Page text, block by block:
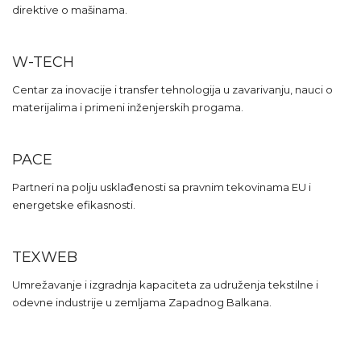
direktive o mašinama.
W-TECH
Centar za inovacije i transfer tehnologija u zavarivanju, nauci o
materijalima i primeni inženjerskih progama.
PACE
Partneri na polju usklađenosti sa pravnim tekovinama EU i
energetske efikasnosti.
TEXWEB
Umrežavanje i izgradnja kapaciteta za udruženja tekstilne i
odevne industrije u zemljama Zapadnog Balkana.